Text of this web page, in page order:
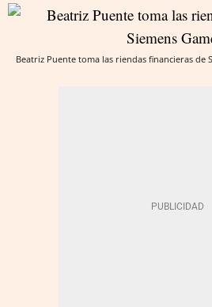
Beatriz Puente toma las riendas financieras de